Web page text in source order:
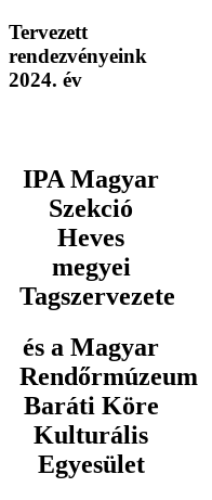
Tervezett
rendezvényeink
2024. év
IPA Magyar
Szekció
Heves
megyei
Tagszervezete
és a Magyar
Rendőrmúzeum
Baráti Köre
Kulturális
Egyesület